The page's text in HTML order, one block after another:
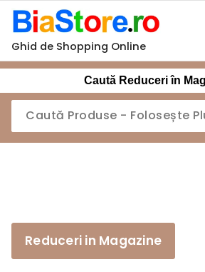
Sari
conținut
Ghid de Shopping Online
Caută Reduceri în
Reduceri in Magazine